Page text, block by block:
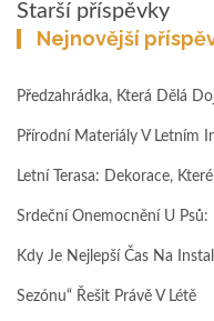
pro
příspěvky
Starší příspěvky
Nejnovější
Předzahrádka, Která Dělá
Přírodní Materiály V Letním
Letní Terasa: Dekorace,
Srdeční Onemocnění U Psů:
Kdy Je Nejlepší Čas Na
Sezónu“ Řešit Právě V Létě